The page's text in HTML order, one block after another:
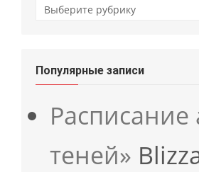
Рубрики
Популярные записи
теней»